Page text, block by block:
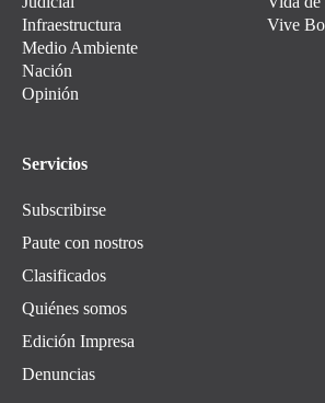
Infraestructura
Medio Ambiente
Nación
Opinión
Vive
Servicios
Subscribirse
Paute con nostros
Clasificados
Quiénes somos
Edición Impresa
Denuncias